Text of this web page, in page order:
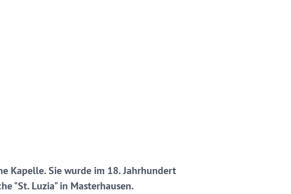
Kapelle. Sie wurde im 18. Jahrhundert
"St. Luzia" in Masterhausen.